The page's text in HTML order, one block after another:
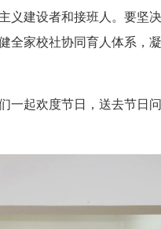
建设者和接班人。要坚
家校社协同育人体系，
起欢度节日，送去节日